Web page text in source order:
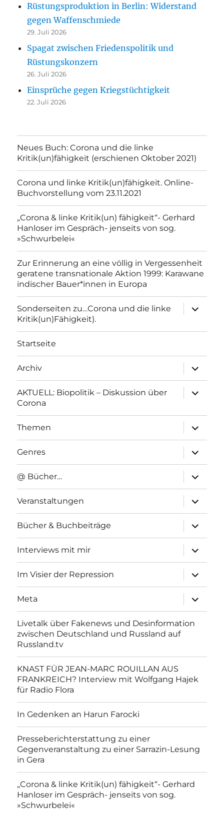
Rüstungsproduktion in Berlin: Widerstand
gegen Waffenschmiede
29. Juli 2026
Spagat zwischen Friedenspolitik und
Rüstungskonzern
26. Juli 2026
Einsprüche gegen Kriegstüchtigkeit
22. Juli 2026
Neues Buch: Corona und die linke
Kritik(un)fähigkeit (erschienen Oktober 2021)
Corona und linke Kritik(un)fähigkeit. Online-
Buchvorstellung vom 23.11.2021
„Corona & linke Kritik(un) fähigkeit“- Gerhard
Hanloser im Gespräch- jenseits von sog.
»Schwurbelei«
Zur Erinnerung an eine völlig in Vergessenheit
geratene transnationale Aktion 1999: Karawane
indischer Bauer*innen in Europa
Sonderseiten zu…Corona und die linke
Kritik(un)Fähigkeit).
anzeigen
Startseite
Archiv
anzeigen
AKTUELL: Biopolitik – Diskussion über
Corona
anzeigen
Themen
anzeigen
Genres
anzeigen
@ Bücher…
anzeigen
Veranstaltungen
anzeigen
Bücher & Buchbeiträge
anzeigen
Interviews mit mir
anzeigen
Im Visier der Repression
anzeigen
Meta
anzeigen
Livetalk über Fakenews und Desinformation
zwischen Deutschland und Russland auf
Russland.tv
KNAST FÜR JEAN-MARC ROUILLAN AUS
FRANKREICH? Interview mit Wolfgang Hajek
für Radio Flora
In Gedenken an Harun Farocki
Presseberichterstattung zu einer
Gegenveranstaltung zu einer Sarrazin-Lesung
in Gera
„Corona & linke Kritik(un) fähigkeit“- Gerhard
Hanloser im Gespräch- jenseits von sog.
»Schwurbelei«